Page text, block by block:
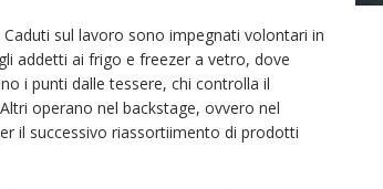
sul lavoro sono impegnati volontari in
addetti ai frigo e freezer a vetro, dove
i punti dalle tessere, chi controlla il
operano nel backstage, ovvero nel
il successivo riassortiimento di prodotti